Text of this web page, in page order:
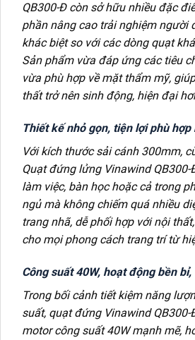
QB300-Đ còn sở hữu nhiều đặc
phần nâng cao trải nghiệm người
khác biệt so với các dòng quạt
Sản phẩm vừa đáp ứng các tiêu
vừa phù hợp về mặt thẩm mỹ,
thất trở nên sinh động, hiện đại
Thiết kế nhỏ gọn, tiện lợi phù
Với kích thước sải cánh 300mm,
Quạt đứng lửng Vinawind
làm việc, bàn học hoặc cả trong
ngủ mà không chiếm quá nhiều
trang nhã, dễ phối hợp với nội
cho mọi phong cách trang trí từ
Công suất 40W, hoạt động bền
Trong bối cảnh tiết kiệm năng
suất, quạt đứng Vinawind
motor công suất 40W mạnh mẽ,